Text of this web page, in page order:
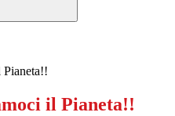
il Pianeta!!